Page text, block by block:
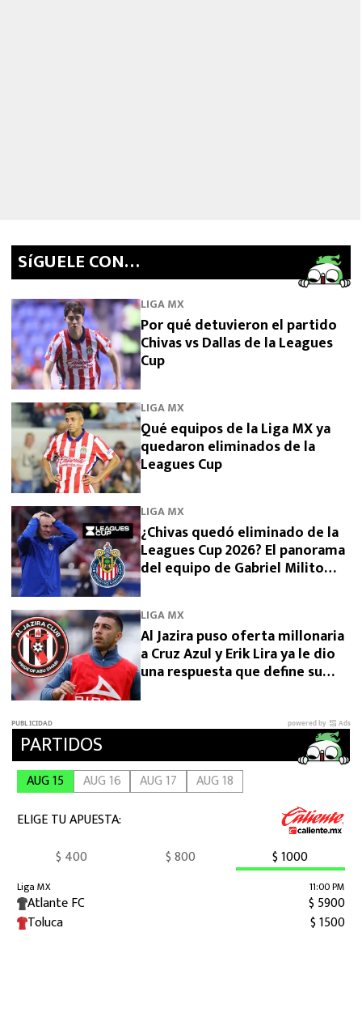
SíGUELE CON…
LIGA MX
Por qué detuvieron el partido
Chivas vs Dallas de la Leagues
Cup
LIGA MX
Qué equipos de la Liga MX ya
quedaron eliminados de la
Leagues Cup
LIGA MX
¿Chivas quedó eliminado de la
Leagues Cup 2026? El panorama
del equipo de Gabriel Milito
LIGA MX
Al Jazira puso oferta millonaria
a Cruz Azul y Erik Lira ya le dio
una respuesta que define su